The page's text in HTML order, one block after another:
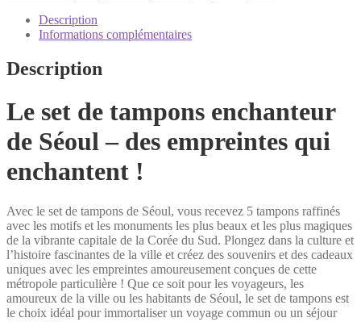
timbres
Description
Informations complémentaires
Description
Le set de tampons enchanteur
de Séoul – des empreintes qui
enchantent !
Avec le set de tampons de Séoul, vous recevez 5 tampons raffinés
avec les motifs et les monuments les plus beaux et les plus magiques
de la vibrante capitale de la Corée du Sud. Plongez dans la culture et
l’histoire fascinantes de la ville et créez des souvenirs et des cadeaux
uniques avec les empreintes amoureusement conçues de cette
métropole particulière ! Que ce soit pour les voyageurs, les
amoureux de la ville ou les habitants de Séoul, le set de tampons est
le choix idéal pour immortaliser un voyage commun ou un séjour